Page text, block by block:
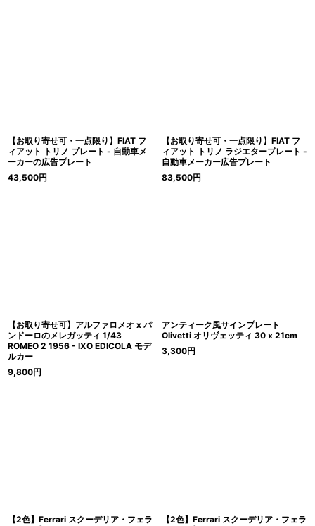
【お取り寄せ可・一点限り】FIAT フ
ィアット トリノ プレート - 自動車メ
ーカーの広告プレート
43,500円
【お取り寄せ可・一点限り】FIAT フ
ィアット トリノ ラジエタープレート -
自動車メーカー広告プレート
83,500円
【お取り寄せ可】アルファロメオ x パ
ンドーロのメレガッティ 1/43
ROMEO 2 1956 - IXO EDICOLA モデ
ルカー
9,800円
アンティーク風サインプレート
Olivetti オリヴェッティ 30 x 21cm
3,300円
【2色】Ferrari スクーデリア・フェラ
【2色】Ferrari スクーデリア・フェラ